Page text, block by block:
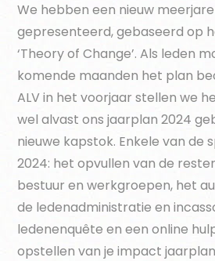
We hebben een nieuw
gepresenteerd, gebaseerd op
‘Theory of Change’. Als leden
komende maanden het plan
ALV in het voorjaar stellen we
wel alvast ons jaarplan 2024
nieuwe kapstok. Enkele van de
2024: het opvullen van de
bestuur en werkgroepen, het
de ledenadministratie en
ledenenquête en een online
opstellen van je impact